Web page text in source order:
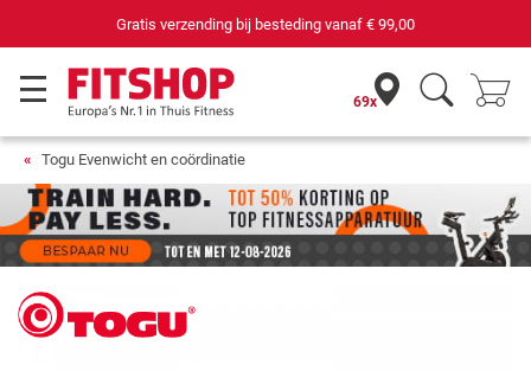
€ 99,00 69 filialen met 75
69x
Togu Evenwicht en coördinatie